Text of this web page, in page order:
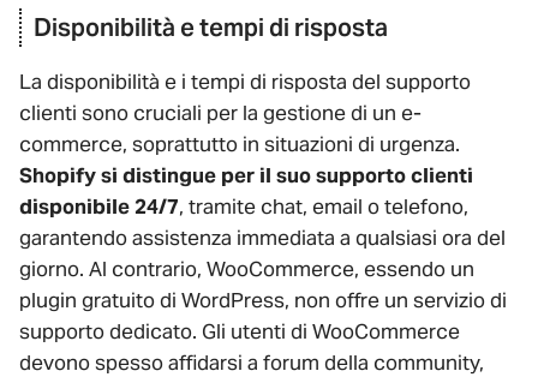
Disponibilità e tempi di risposta
La disponibilità e i tempi di risposta del supporto
clienti sono cruciali per la gestione di un e-
commerce, soprattutto in situazioni di urgenza.
Shopify si distingue per il suo supporto clienti
disponibile 24/7, tramite chat, email o telefono,
garantendo assistenza immediata a qualsiasi ora del
giorno. Al contrario, WooCommerce, essendo un
plugin gratuito di WordPress, non offre un servizio di
supporto dedicato. Gli utenti di WooCommerce
devono spesso affidarsi a forum della community,